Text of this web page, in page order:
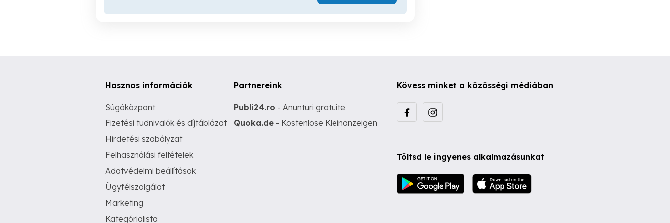
Hasznos információk
Súgóközpont
Fizetési tudnivalók és díjtáblázat
Hirdetési szabályzat
Felhasználási feltételek
Adatvédelmi beállítások
Ügyfélszolgálat
Marketing
Kategórialista
Partnereink
Publi24.ro - Anunturi gratuite
Quoka.de - Kostenlose Kleinanzeigen
Kövess minket a közösségi médiában
Töltsd le ingyenes alkalmazásunkat